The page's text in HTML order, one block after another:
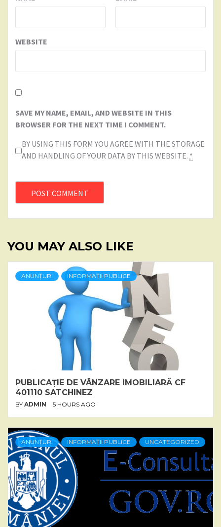
WEBSITE
SAVE MY NAME, EMAIL, AND WEBSITE IN THIS
BROWSER FOR THE NEXT TIME I COMMENT.
BY USING THIS FORM YOU AGREE WITH THE STORAGE
AND HANDLING OF YOUR DATA BY THIS WEBSITE. *
YOU MAY ALSO LIKE
ANUNȚURI INFORMAȚII PUBLICE
PUBLICAȚIE DE VÂNZARE IMOBILIARĂ CF
401110 SATCHINEZ
BY ADMIN 5 HOURS AGO
ANUNȚURI INFORMAȚII PUBLICE UNCATEGORIZED